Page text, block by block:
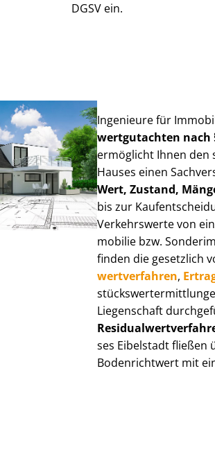
DGSV ein.
Ingenieure für
wert­gut­ach­ten nach
ermöglicht Ihnen den
Hauses einen
Wert, Zustand,
bis zur
Verkehrswerte von
mo­bi­lie bzw.
finden die gesetzlich
wert­ver­fah­ren,
Liegenschaft
ses Eibelstadt fließen
Bodenrichtwert mit